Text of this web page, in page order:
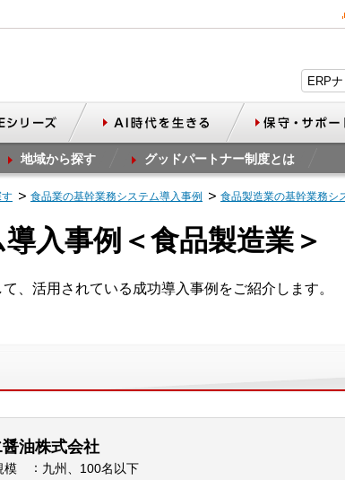
地域から探す グッドパートナー制度とは
食品業の基幹業務システム導入事例 食品製造業の基幹業務シ
入事例＜食品製造業＞
、活用されている成功導入事例をご紹介します。
油株式会社
模
九州、100名以下